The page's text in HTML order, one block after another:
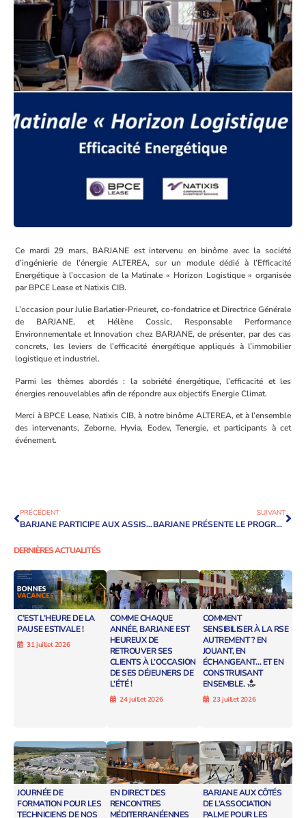
Ce mardi 29 mars, BARJANE est intervenu en binôme avec la société
d’ingénierie de l’énergie ALTEREA, sur un module dédié à l’Efficacité
Energétique à l’occasion de la Matinale « Horizon Logistique » organisée
par BPCE Lease et Natixis CIB.
L’occasion pour Julie Barlatier-Prieuret, co-fondatrice et Directrice Générale
de BARJANE, et Hélène Cossic, Responsable Performance
Environnementale et Innovation chez BARJANE, de présenter, par des cas
concrets, les leviers de l’efficacité énergétique appliqués à l’immobilier
logistique et industriel.
Parmi les thèmes abordés : la sobriété énergétique, l’efficacité et les
énergies renouvelables afin de répondre aux objectifs Energie Climat.
Merci à BPCE Lease, Natixis CIB, à notre binôme ALTEREA, et à l’ensemble
des intervenants, Zeborne, Hyvia, Eodev, Tenergie, et participants à cet
événement.
PRÉCÉDENT
BARJANE PARTICIPE AUX ASSISES DE GRAND PARIS SUD « VERS UNE SUPPLY CHAIN DURABLE »
SUIVANT
BARJANE PRÉSENTE LE PROGRAMME ENTREPRISES ENGAGÉES POUR LA NATURE
DERNIÈRES ACTUALITÉS
C’EST L’HEURE DE LA
PAUSE ESTIVALE !
31 juillet 2026
COMME CHAQUE
ANNÉE, BARJANE EST
HEUREUX DE
RETROUVER SES
CLIENTS À L’OCCASION
DE SES DÉJEUNERS DE
L’ÉTÉ !
24 juillet 2026
COMMENT
SENSIBILISER À LA RSE
AUTREMENT ? EN
JOUANT, EN
ÉCHANGEANT… ET EN
CONSTRUISANT
ENSEMBLE.
23 juillet 2026
JOURNÉE DE
FORMATION POUR LES
TECHNICIENS DE NOS
EN DIRECT DES
RENCONTRES
MÉDITERRANÉENNES
BARJANE AUX CÔTÉS
DE L’ASSOCIATION
PALME POUR LES